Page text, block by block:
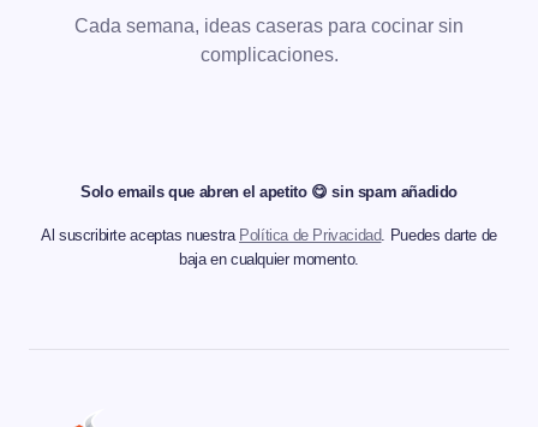
Cada semana, ideas caseras para cocinar sin
complicaciones.
Solo emails que abren el apetito 😋 sin spam añadido
Al suscribirte aceptas nuestra Política de Privacidad. Puedes darte de
baja en cualquier momento.